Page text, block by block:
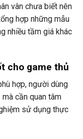
vân chưa biết nên
hợp những mẫu
nhiều tầm giá khác
cho game thủ
hợp, người dùng
cần quan tâm
sử dụng thực